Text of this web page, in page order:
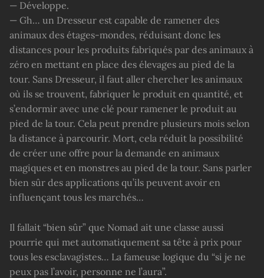
— Développe.
— Gh… un Dresseur est capable de ramener des
animaux des étages-mondes, réduisant donc les
distances pour les produits fabriqués par des animaux à
zéro en mettant en place des élevages au pied de la
tour. Sans Dresseur, il faut aller chercher les animaux
où ils se trouvent, fabriquer le produit en quantité, et
s’endormir avec une clé pour ramener le produit au
pied de la tour. Cela peut prendre plusieurs mois selon
la distance à parcourir. Mort, cela réduit la possibilité
de créer une offre pour la demande en animaux
magiques et en monstres au pied de la tour. Sans parler
bien sûr des applications qu’ils peuvent avoir en
influençant tous les marchés…
Il fallait “bien sûr” que Nomad ait une classe aussi
pourrie qui met automatiquement sa tête à prix pour
tous les esclavagistes… La fameuse logique du “si je ne
peux pas l’avoir, personne ne l’aura”.